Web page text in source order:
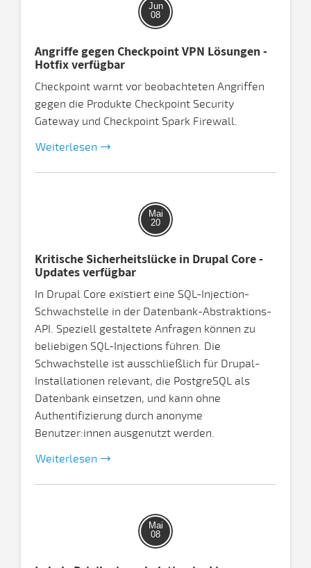
Jun
08
Angriffe gegen Checkpoint VPN Lösungen -
Hotfix verfügbar
Checkpoint warnt vor beobachteten Angriffen
gegen die Produkte Checkpoint Security
Gateway und Checkpoint Spark Firewall.
Weiterlesen
Mai
20
Kritische Sicherheitslücke in Drupal Core -
Updates verfügbar
In Drupal Core existiert eine SQL-Injection-
Schwachstelle in der Datenbank-Abstraktions-
API. Speziell gestaltete Anfragen können zu
beliebigen SQL-Injections führen. Die
Schwachstelle ist ausschließlich für Drupal-
Installationen relevant, die PostgreSQL als
Datenbank einsetzen, und kann ohne
Authentifizierung durch anonyme
Benutzer:innen ausgenutzt werden.
Weiterlesen
Mai
08